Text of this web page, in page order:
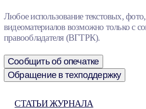
Любое использование текстовых,
видеоматериалов возможно только с
правообладателя (ВГТРК).
Сообщить об опечатке
Обращение в техподдержку
СТАТЬИ ЖУРНАЛА